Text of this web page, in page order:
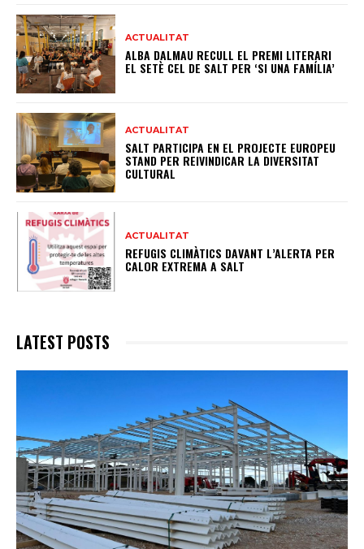
ACTUALITAT
ALBA DALMAU RECULL EL PREMI LITERARI
EL SETÈ CEL DE SALT PER ‘SI UNA FAMÍLIA’
ACTUALITAT
SALT PARTICIPA EN EL PROJECTE EUROPEU
STAND PER REIVINDICAR LA DIVERSITAT
CULTURAL
ACTUALITAT
REFUGIS CLIMÀTICS DAVANT L’ALERTA PER
CALOR EXTREMA A SALT
LATEST POSTS